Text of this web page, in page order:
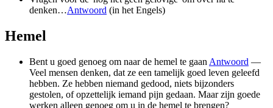
denken…Antwoord (in het Engels)
Hemel
Bent u goed genoeg om naar de hemel te gaan Antwoord —
Veel mensen denken, dat ze een tamelijk goed leven geleefd
hebben. Ze hebben niemand gedood, niets bijzonders
gestolen, of opzettelijk iemand pijn gedaan. Maar zijn goede
werken alleen genoeg om u in de hemel te brengen?